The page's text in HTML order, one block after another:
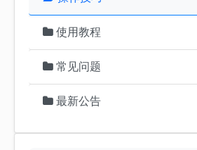
使用教程
常见问题
最新公告